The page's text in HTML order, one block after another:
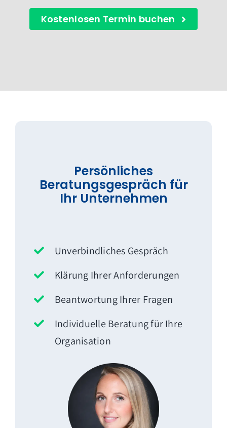
Kostenlosen Termin buchen
Persönliches
Beratungsgespräch für
Ihr Unternehmen
Unverbindliches Gespräch
Klärung Ihrer Anforderungen
Beantwortung Ihrer Fragen
Individuelle Beratung für Ihre
Organisation